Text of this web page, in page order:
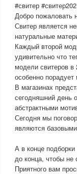
#свитер
Добро пожаловать
Свитер является
натуральные
Каждый второй
удивительно что
модели свитеров
особенно
В магазинах
сегодняшний день
абстрактными
Сегодня мы
являются
А в конце
до конца, чтобы не
Приятного вам